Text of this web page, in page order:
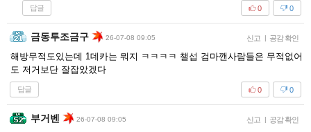
답글 0
0
금동투조금구 26-07-08 09:05 신고 | 공감 확인
해방무적도있는데 1데카는 뭐지 ㅋㅋㅋㅋ 챌섭 검마깬사람들은 무적없어
도 저거보단 잘잡았겠다
답글 0
0
부거벤 26-07-08 09:05 신고 | 공감 확인